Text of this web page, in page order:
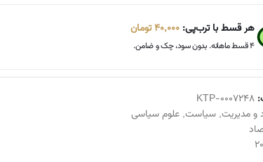
هر قسط با ترب‌پی:40,000تومان
۴ قسط ماهانه. بدون سود، چک و ضامن.
KTP-0007248
و مدیریت, سیاست, علوم سیاسی